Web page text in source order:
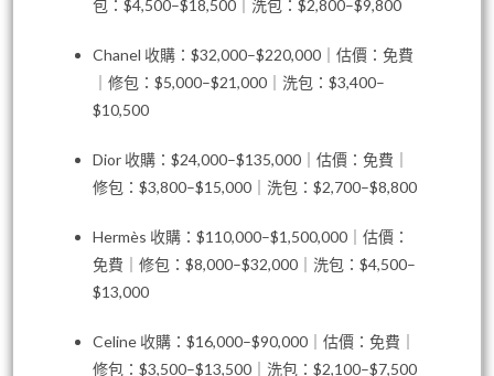
包：$4,500–$18,500｜洗包：$2,800–$9,800
Chanel 收購：$32,000–$220,000｜估價：免費
｜修包：$5,000–$21,000｜洗包：$3,400–
$10,500
Dior 收購：$24,000–$135,000｜估價：免費｜
修包：$3,800–$15,000｜洗包：$2,700–$8,800
Hermès 收購：$110,000–$1,500,000｜估價：
免費｜修包：$8,000–$32,000｜洗包：$4,500–
$13,000
Celine 收購：$16,000–$90,000｜估價：免費｜
修包：$3,500–$13,500｜洗包：$2,100–$7,500